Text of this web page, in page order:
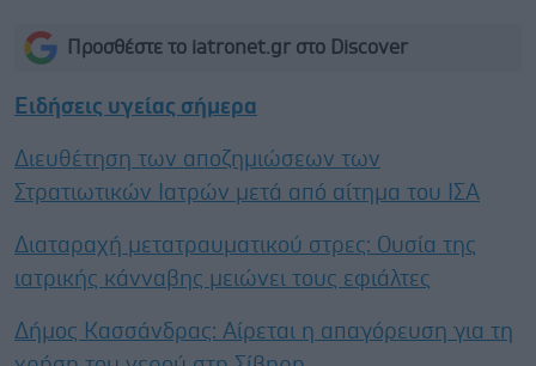
Προσθέστε το iatronet.gr στο Discover
Ειδήσεις υγείας σήμερα
Διευθέτηση των αποζημιώσεων των
Στρατιωτικών Ιατρών μετά από αίτημα του ΙΣΑ
Διαταραχή μετατραυματικού στρες: Ουσία της
ιατρικής κάνναβης μειώνει τους εφιάλτες
Δήμος Κασσάνδρας: Αίρεται η απαγόρευση για τη